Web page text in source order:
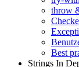
throw
Best
Strings In